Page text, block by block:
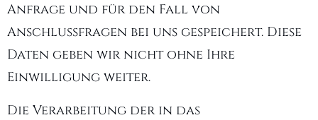
Anfrage und für den Fall von
Anschlussfragen bei uns gespeichert. Diese
Daten geben wir nicht ohne Ihre
Einwilligung weiter.
Die Verarbeitung der in das